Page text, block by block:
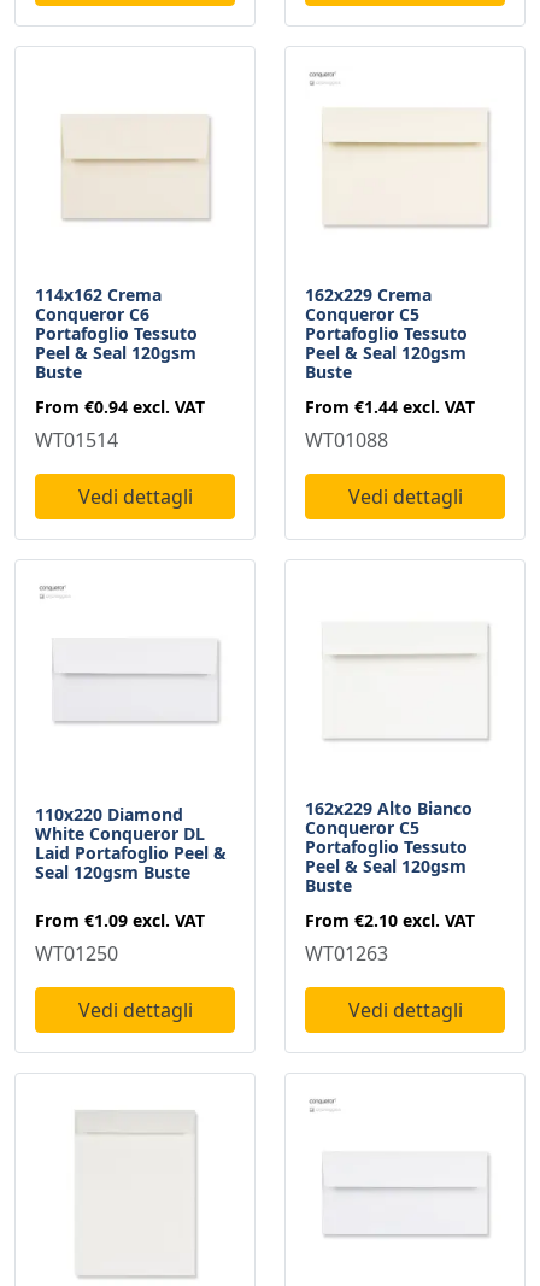
114x162 Crema
Conqueror C6
Portafoglio Tessuto
Peel & Seal 120gsm
Buste
From €0.94 excl. VAT
WT01514
Vedi dettagli
162x229 Crema
Conqueror C5
Portafoglio Tessuto
Peel & Seal 120gsm
Buste
From €1.44 excl. VAT
WT01088
Vedi dettagli
110x220 Diamond
White Conqueror DL
Laid Portafoglio Peel &
Seal 120gsm Buste
From €1.09 excl. VAT
WT01250
Vedi dettagli
162x229 Alto Bianco
Conqueror C5
Portafoglio Tessuto
Peel & Seal 120gsm
Buste
From €2.10 excl. VAT
WT01263
Vedi dettagli